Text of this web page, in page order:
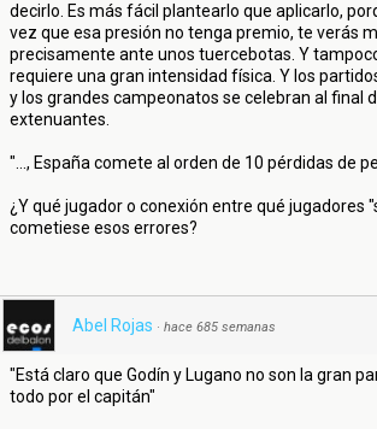
decirlo. Es más fácil plantearlo que aplicarlo,
vez que esa presión no tenga premio, te verás
precisamente ante unos tuercebotas. Y
requiere una gran intensidad física. Y los
y los grandes campeonatos se celebran al final
extenuantes.
"..., España comete al orden de 10 pérdidas de
¿Y qué jugador o conexión entre qué jugadores
cometiese esos errores?
Abel Rojas · hace 685 semanas
"Está claro que Godín y Lugano no son la gran
todo por el capitán"